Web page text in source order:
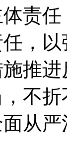
责
，
推
不
从